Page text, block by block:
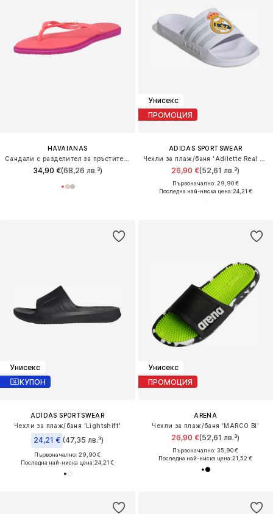
HAVAIANAS
34,90 €(68,26 лв.³)
Унисекс
ПРОМОЦИЯ
ADIDAS SPORTSWEAR
26,90 €(52,61 лв.³)
Първоначално: 29,90 €
Последна най-ниска цена:24,21 €
Унисекс
КУПОН
ADIDAS SPORTSWEAR
Чехли за плаж/баня 'Lightshift'
24,21 € (47,35 лв.³)
Първоначално: 29,90 €
Последна най-ниска цена:24,21 €
Унисекс
ПРОМОЦИЯ
ARENA
Чехли за плаж/баня 'MARCO BI'
26,90 €(52,61 лв.³)
Първоначално: 35,90 €
Последна най-ниска цена:21,52 €